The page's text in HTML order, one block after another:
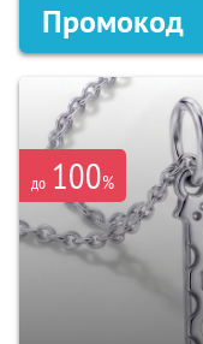
Промокод
до 100%